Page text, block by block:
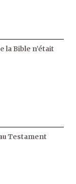
la Bible n’était
Testament